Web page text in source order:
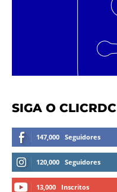
SIGA O CLICRDC
147,000 Seguidores
120,000 Seguidores
13,000 Inscritos